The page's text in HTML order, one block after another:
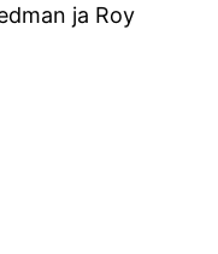
ja Roy